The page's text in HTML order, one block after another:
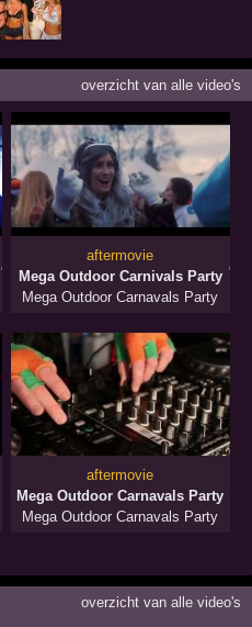
overzicht van alle video's
'20
aftermovie
Mega Outdoor Carnivals Party
'20
Mega Outdoor Carnavals Party
aftermovie
Mega Outdoor Carnavals Party
Mega Outdoor Carnavals Party
overzicht van alle video's